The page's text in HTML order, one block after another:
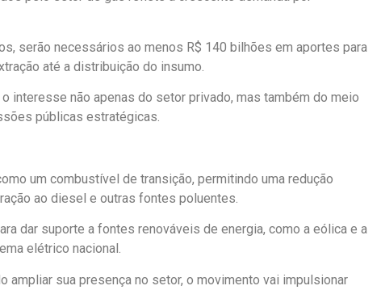
serão necessários ao menos R$ 140 bilhões em aportes para
até a distribuição do insumo.
interesse não apenas do setor privado, mas também do meio
públicas estratégicas.
um combustível de transição, permitindo uma redução
ao diesel e outras fontes poluentes.
dar suporte a fontes renováveis de energia, como a eólica e a
elétrico nacional.
ampliar sua presença no setor, o movimento vai impulsionar